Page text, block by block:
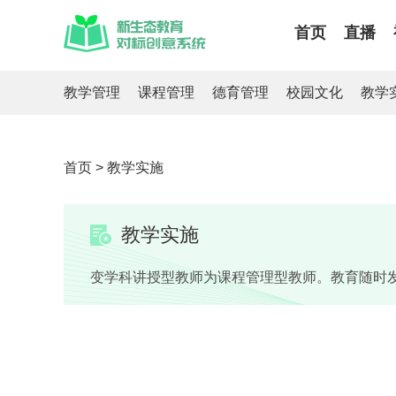
教学管理 课程管理 德育管理 校园文化 教学
首页 直播
首页 > 教学实施
教学实施
变学科讲授型教师为课程管理型教师。教育随时